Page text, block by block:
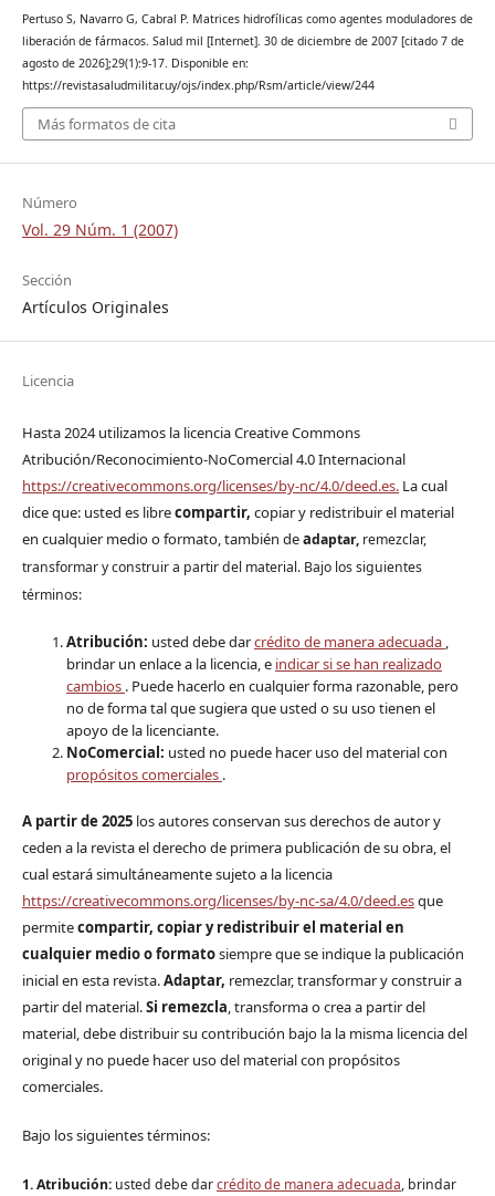
Pertuso S, Navarro G, Cabral P. Matrices hidrofílicas como agentes moduladores de
liberación de fármacos. Salud mil [Internet]. 30 de diciembre de 2007 [citado 7 de
agosto de 2026];29(1):9-17. Disponible en:
https://revistasaludmilitar.uy/ojs/index.php/Rsm/article/view/244
Más formatos de cita
Número
Vol. 29 Núm. 1 (2007)
Sección
Artículos Originales
Licencia
Hasta 2024 utilizamos la licencia Creative Commons
Atribución/Reconocimiento-NoComercial 4.0 Internacional
https://creativecommons.org/licenses/by-nc/4.0/deed.es.La cual
dice que: usted es librecompartir, copiar y redistribuir el material
en cualquier medio o formato, también deadaptar, remezclar,
transformar y construir a partir del material. Bajo los siguientes
términos:
Atribución: usted debe darcrédito de manera adecuada ,
brindar un enlace a la licencia, e indicar si se han realizado
cambios . Puede hacerlo en cualquier forma razonable, pero
no de forma tal que sugiera que usted o su uso tienen el
apoyo de la licenciante.
NoComercial: usted no puede hacer uso del material con
propósitos comerciales .
A partir de 2025los autores conservan sus derechos de autor y
ceden a la revista el derecho de primera publicación de su obra, el
cual estará simultáneamente sujeto a la licencia
https://creativecommons.org/licenses/by-nc-sa/4.0/deed.esque
permitecompartir, copiar y redistribuir el material en
cualquier medio o formatosiempre que se indique la publicación
inicial en esta revista.Adaptar, remezclar, transformar y construir a
partir del material.Si remezcla, transforma o crea a partir del
material, debe distribuir su contribución bajo la la misma licencia del
original y no puede hacer uso del material con propósitos
comerciales.
Bajo los siguientes términos:
1. Atribución: usted debe darcrédito de manera adecuada, brindar